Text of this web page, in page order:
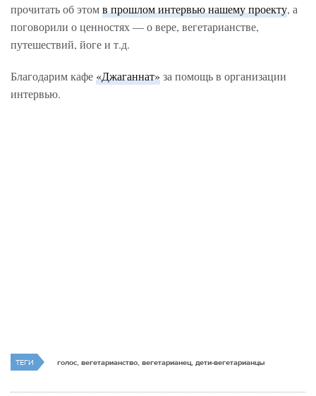
прочитать об этомв прошлом интервью нашему проекту, а
поговорили о ценностях — о вере, вегетарианстве,
путешествий, йоге и т.д.
Благодарим кафе«Джаганнат»за помощь в организации
интервью.
ТЕГИ голос, вегетарианство, вегетарианец, дети-вегетарианцы